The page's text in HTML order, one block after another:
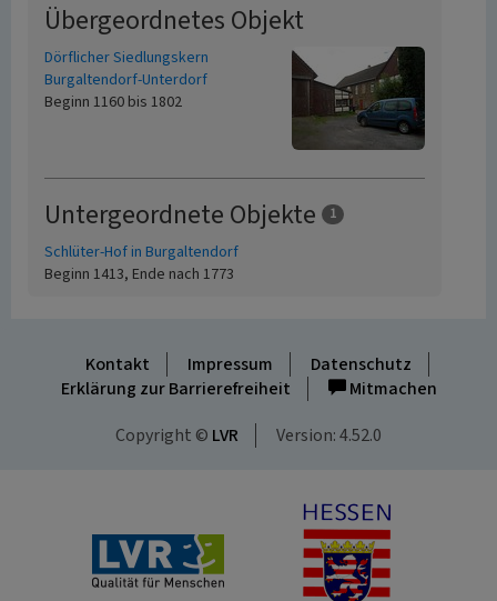
Übergeordnetes Objekt
Dörflicher Siedlungskern
Burgaltendorf-Unterdorf
Beginn 1160 bis 1802
Untergeordnete Objekte 1
Schlüter-Hof in Burgaltendorf
Beginn 1413, Ende nach 1773
Kontakt Impressum
Datenschutz
Erklärung zur Barrierefreiheit
Mitmachen
Copyright © LVR Version: 4.52.0